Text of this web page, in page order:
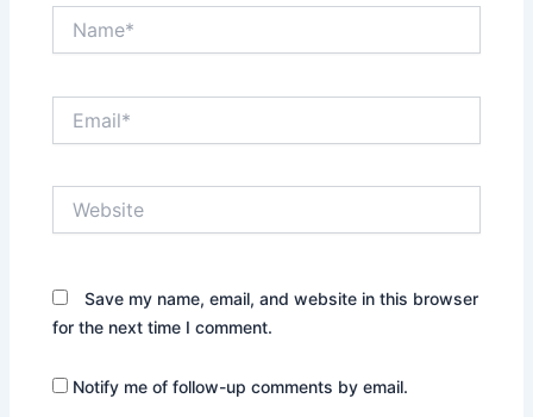
Save my name, email, and website in this browser
for the next time I comment.
Notify me of follow-up comments by email.